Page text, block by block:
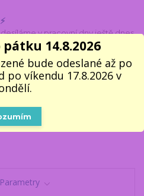
v pracovní dny ještě dnes
📦
máme
k vyzvednutí
Parametry
14.8.2026
bude odeslané až po
po víkendu 17.8.2026 v